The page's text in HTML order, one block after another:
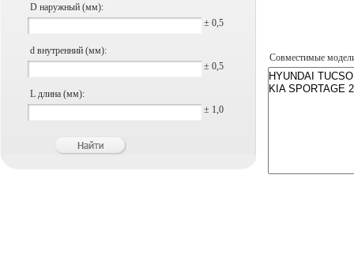
D наружный (мм):
± 0,5
d внутренний (мм):
± 0,5
L длина (мм):
± 1,0
Совместимые